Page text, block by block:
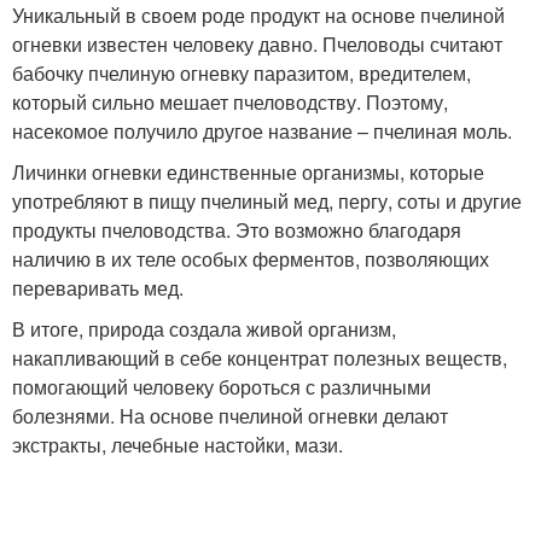
Уникальный в своем роде продукт на основе пчелиной
огневки известен человеку давно. Пчеловоды считают
бабочку пчелиную огневку паразитом, вредителем,
который сильно мешает пчеловодству. Поэтому,
насекомое получило другое название – пчелиная моль.
Личинки огневки единственные организмы, которые
употребляют в пищу пчелиный мед, пергу, соты и другие
продукты пчеловодства. Это возможно благодаря
наличию в их теле особых ферментов, позволяющих
переваривать мед.
В итоге, природа создала живой организм,
накапливающий в себе концентрат полезных веществ,
помогающий человеку бороться с различными
болезнями. На основе пчелиной огневки делают
экстракты, лечебные настойки, мази.